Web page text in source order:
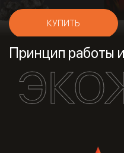
КУПИТЬ
Принцип работы